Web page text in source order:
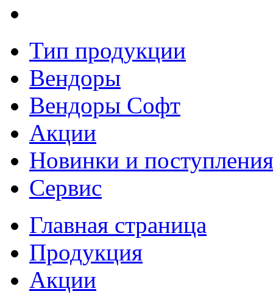
Тип продукции
Вендоры
Вендоры Софт
Акции
Новинки и поступления
Сервис
Главная страница
Продукция
Акции